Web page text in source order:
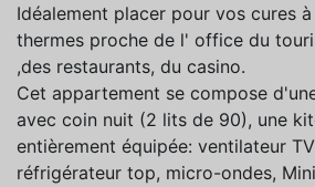
Idéalement placer pour vos cures
thermes proche de l' office du
,des restaurants, du casino.
Cet appartement se compose
avec coin nuit (2 lits de 90), une
entièrement équipée: ventilateur
réfrigérateur top, micro-ondes,